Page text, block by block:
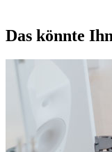
Das könnte